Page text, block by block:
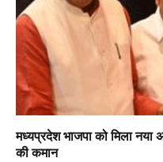
मध्यप्रदेश भाजपा को मिला
की कमान